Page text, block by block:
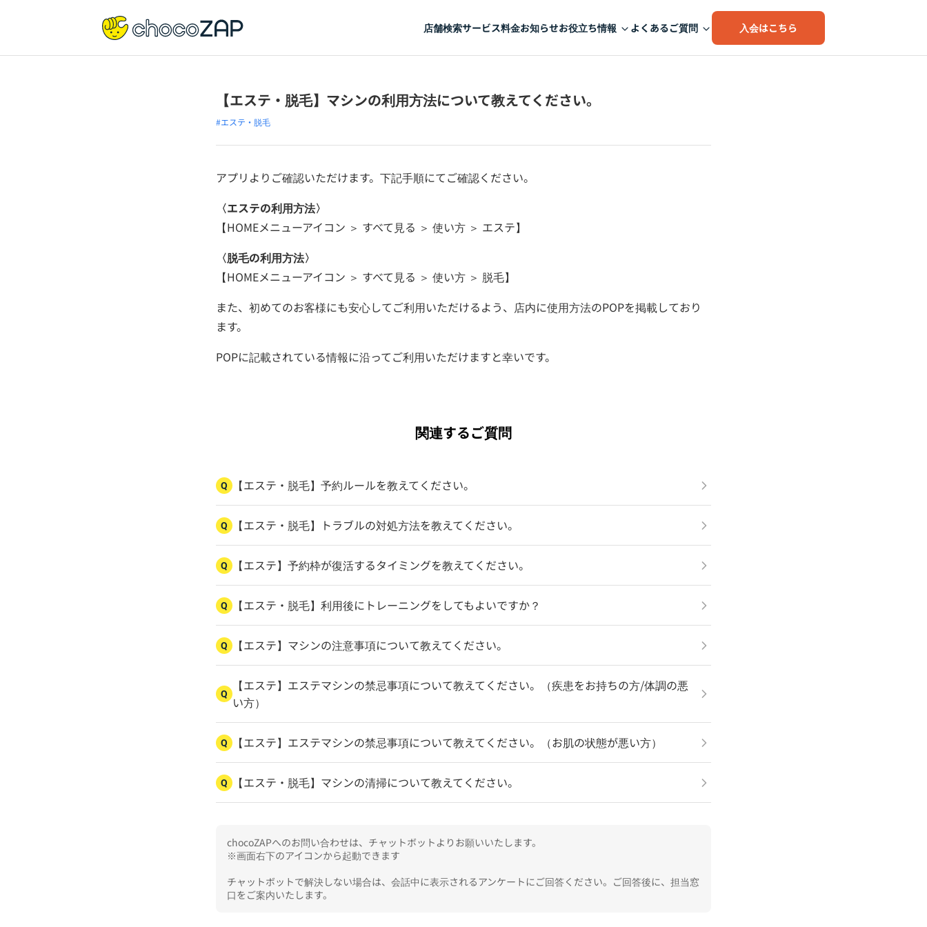
店舗検索サービス料金お知らせお役立ち情報 よくあるご質問 入会はこちら
【エステ・脱毛】マシンの利用方法について教えてください。
#エステ・脱毛
アプリよりご確認いただけます。下記手順にてご確認ください。
〈エステの利用方法〉
【HOMEメニューアイコン ＞ すべて見る ＞ 使い方 ＞ エステ】
〈脱毛の利用方法〉
【HOMEメニューアイコン ＞ すべて見る ＞ 使い方 ＞ 脱毛】
また、初めてのお客様にも安心してご利用いただけるよう、店内に使用方法のPOPを掲載しており
ます。
POPに記載されている情報に沿ってご利用いただけますと幸いです。
関連するご質問
Q 【エステ・脱毛】予約ルールを教えてください。
Q 【エステ・脱毛】トラブルの対処方法を教えてください。
Q 【エステ】予約枠が復活するタイミングを教えてください。
Q 【エステ・脱毛】利用後にトレーニングをしてもよいですか？
Q 【エステ】マシンの注意事項について教えてください。
Q
【エステ】エステマシンの禁忌事項について教えてください。（疾患をお持ちの方/体調の悪
い方）
Q 【エステ】エステマシンの禁忌事項について教えてください。（お肌の状態が悪い方）
Q 【エステ・脱毛】マシンの清掃について教えてください。
chocoZAPへのお問い合わせは、チャットボットよりお願いいたします。
※画面右下のアイコンから起動できます
チャットボットで解決しない場合は、会話中に表示されるアンケートにご回答ください。ご回答後に、担当窓
口をご案内いたします。